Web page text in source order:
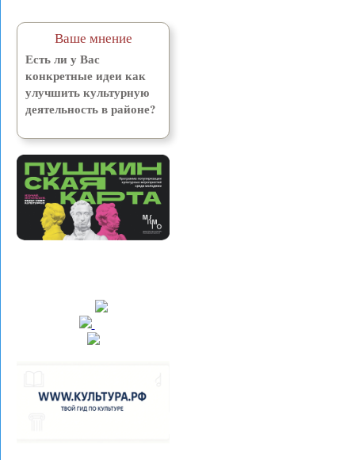
Ваше мнение
Есть ли у Вас
конкретные идеи как
улучшить культурную
деятельность в районе?